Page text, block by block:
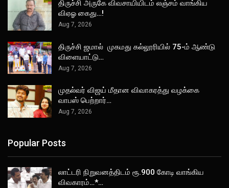
திருச்சி அருகே விவசாயியிடம் லஞ்சம் வாங்கிய
விஏஓ கைது…!
Aug 7, 2026
திருச்சி ஜமால் முகமது கல்லூரியில் 75-ம் ஆண்டு
விளையாட்டு…
Aug 7, 2026
முதல்வர் விஜய் மீதான விவாகரத்து வழக்கை
வாபஸ் பெற்றார்…
Aug 7, 2026
Popular Posts
லாட்டரி நிறுவனத்திடம் ரூ.900 கோடி வாங்கிய
விவகாரம்…*…